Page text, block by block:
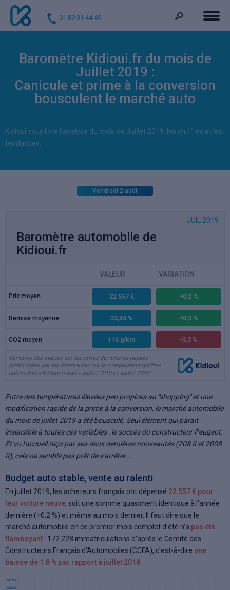
01 89 31 44 49
Baromètre Kidioui.fr du mois de
Juillet 2019 :
Canicule et prime à la conversion
bousculent le marché auto
Kidioui vous livre l'analyse du mois de Juillet 2019, les chiffres et les
tendances.
Vendredi 2 août
Baromètre automobile de
Kidioui.fr
JUIL 2019
VALEUR VARIATION
Prix moyen 22 557 € +0,2 %
Remise moyenne 23,45 % +0,4 %
CO2 moyen 116 g/km -3,3 %
Variation des indices sur les offres de voitures neuves
plebiscitées par les internautes sur le comparateur d'offres
automobiles Kidioui.fr entre Juillet 2019 et Juillet 2018.
Entre des températures élevées peu propices au "shopping" et une
modification rapide de la prime à la conversion, le marché automobile
du mois de juillet 2019 a été bousculé. Seul élément qui parait
insensible à toutes ces variables : le succès du constructeur Peugeot.
Et vu l'accueil reçu par ses deux dernières nouveautés (208 II et 2008
II), cela ne semble pas prêt de s'arrêter...
Budget auto stable, vente au ralenti
En juillet 2019, les acheteurs français ont dépensé 22 557 € pour
leur voiture neuve, soit une somme quasiment identique à l'année
dernière (+0.2 %) et même au mois dernier. Il faut dire que le
marché automobile en ce premier mois complet d'été n'a pas été
flamboyant : 172 228 immatriculations d'après le Comité des
Constructeurs Français d'Automobiles (CCFA), c'est-à-dire une
baisse de 1.8 % par rapport à juillet 2018